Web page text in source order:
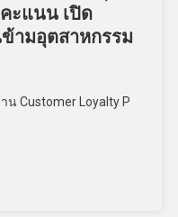
ะแนน เปิด
ามอุตสาหกรรม
Customer Loyalty P